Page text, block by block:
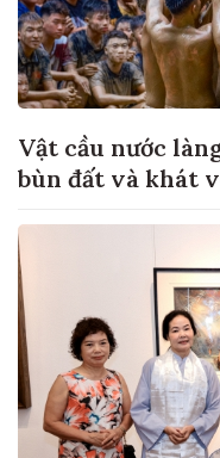
Vật cầu nước
bùn đất và khát